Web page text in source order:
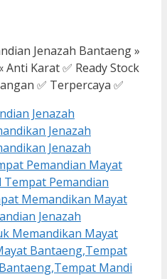
Jenazah Bantaeng »
Anti Karat ✅ Ready Stock
✅ Terpercaya ✅